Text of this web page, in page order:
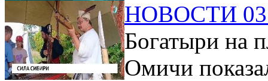
НОВОСТИ
Богатыри на
Омичи